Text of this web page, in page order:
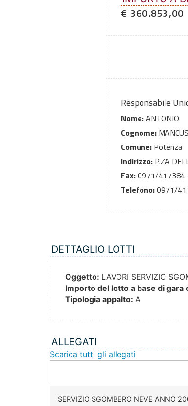
€ 360.853,00
Responsabile
Nome:ANTONIO
Cognome:
Comune: Potenza
Indirizzo: P.ZA
Fax:0971/417384
Telefono:0971/
DETTAGLIO LOTTI
Oggetto: LAVORI SERVIZIO
Importo del lotto a base di
Tipologia appalto: A
ALLEGATI
Scarica tutti gli allegati
SERVIZIO SGOMBERO NEVE ANNO